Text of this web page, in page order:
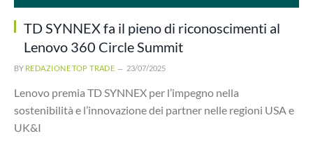
TD SYNNEX fa il pieno di riconoscimenti al
Lenovo 360 Circle Summit
BY REDAZIONE TOP TRADE 23/07/2025
Lenovo premia TD SYNNEX per l’impegno nella
sostenibilità e l’innovazione dei partner nelle regioni USA e
UK&I